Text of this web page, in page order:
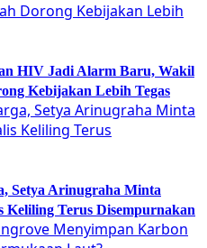
HIV Jadi Alarm Baru, Wakil
Kebijakan Lebih Tegas
Setya Arinugraha Minta
Keliling Terus Disempurnakan